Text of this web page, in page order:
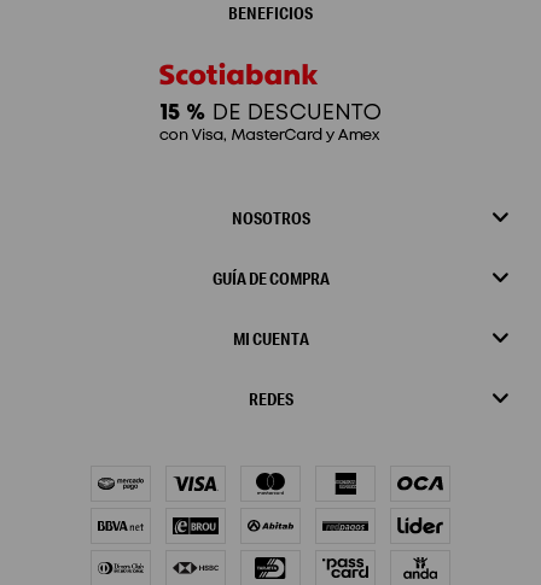
NOSOTROS
GUÍA DE COMPRA
MI CUENTA
REDES
BENEFICIOS